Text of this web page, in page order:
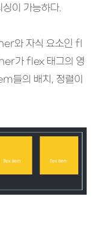
이 가능하다.
와 자식 요소인 fl
가 flex 태그의 영
들의 배치, 정렬이